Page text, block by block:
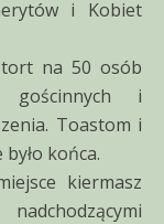
i Kobiet
tort na 50 osób
gościnnych i
Toastom i
końca.
kiermasz